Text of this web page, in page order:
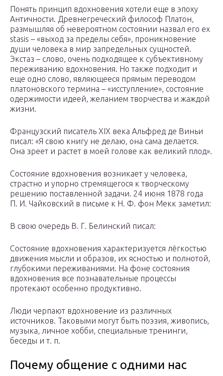
Понять принцип вдохновения хотели еще в эпоху
Античности. Древнегреческий философ Платон,
размышляя об невероятном состоянии назвал его ex
stasis – «выход за пределы себя», проникновение
души человека в мир запредельных сущностей.
Экстаз – слово, очень подходящее к субъективному
переживанию вдохновения. Но также подходит и
еще одно слово, являющееся прямым переводом
платоновского термина – «исступление», состояние
одержимости идеей, желанием творчества и жаждой
жизни.
Французский писатель XIX века Альфред де Виньи
писал: «Я свою книгу не делаю, она сама делается.
Она зреет и растет в моей голове как великий плод».
Состояние вдохновения возникает у человека,
страстно и упорно стремящегося к творческому
решению поставленной задачи. 24 июня 1878 года
П. И. Чайковский в письме к Н. Ф. фон Мекк заметил:
В свою очередь В. Г. Белинский писал:
Состояние вдохновения характеризуется лёгкостью
движения мысли и образов, их ясностью и полнотой,
глубокими переживаниями. На фоне состояния
вдохновения все познавательные процессы
протекают особенно продуктивно.
Люди черпают вдохновение из различных
источников. Таковыми могут быть поэзия, живопись,
музыка, личное хобби, специальные тренинги,
беседы и т. п.
Почему общение с одними нас